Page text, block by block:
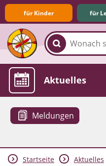
für Kinder für
Familie &
Spieletipps &
Die Jüngsten
Lexikon
Aktuelles
Meldungen
Startseite Aktuelles